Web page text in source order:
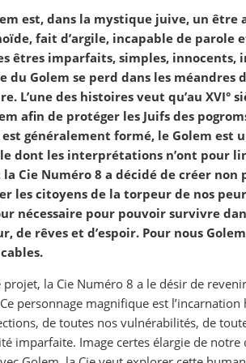
est, dans la mystique juive, un
fait d’argile, incapable de parole
êtres imparfaits, simples, innocents,
du Golem se perd dans les méandres
L’une des histoires veut qu’au XVI°
afin de protéger les Juifs des
généralement formé, le Golem est
dont les interprétations n’ont pour
Cie Numéro 8 a décidé de créer non
les citoyens de la torpeur de nos
nécessaire pour pouvoir survivre
de rêves et d’espoir. Pour nous
projet, la Cie Numéro 8 a le désir de
personnage magnifique est
de toutes nos vulnérabilités, de
imparfaite. Image certes élargie de